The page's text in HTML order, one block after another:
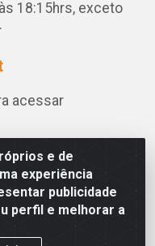
e de
experiência
publicidade
perfil e melhorar a
18:15hrs, exceto
acessar
Leite, 265 - Ariado,
57.442-000 - CNPJ
06